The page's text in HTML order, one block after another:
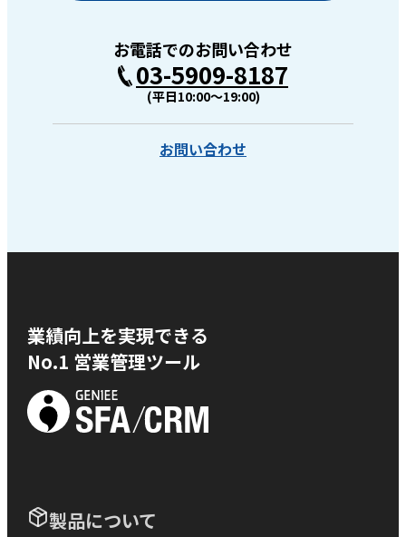
お電話でのお問い合わせ
03-5909-8187
(平日10:00〜19:00)
お問い合わせ
業績向上を実現できる
No.1 営業管理ツール
製品について